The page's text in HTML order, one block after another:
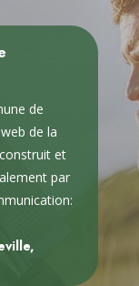
de
de la
et
par